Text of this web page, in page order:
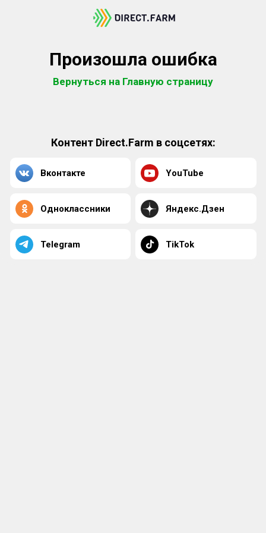
Произошла ошибка
Вернуться на Главную страницу
Контент Direct.Farm в соцсетях:
Вконтакте YouTube
Одноклассники Яндекс.Дзен
Telegram TikTok